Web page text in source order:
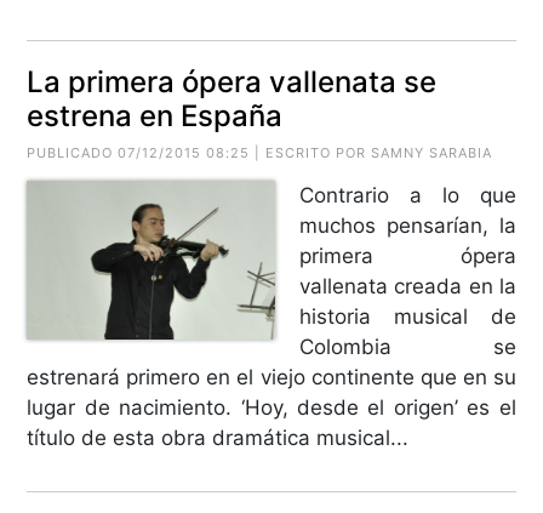
La primera ópera vallenata se
estrena en España
PUBLICADO 07/12/2015 08:25 | ESCRITO POR SAMNY SARABIA
Contrario a lo que
muchos pensarían, la
primera ópera
vallenata creada en la
historia musical de
Colombia se
estrenará primero en el viejo continente que en su
lugar de nacimiento. ‘Hoy, desde el origen’ es el
título de esta obra dramática musical...